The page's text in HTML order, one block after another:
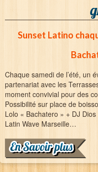
Sunset Latino
Chaque samedi de l’été, un
partenariat avec les
moment convivial pour des
Possibilité sur place de
Lolo « Bachatero » + DJ
Latin Wave Marseille…
(suite…)